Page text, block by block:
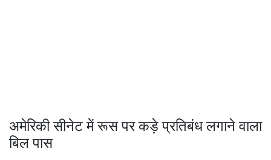
अमेरिकी सीनेट में रूस पर कड़े प्रतिबंध लगाने वाला
बिल पास